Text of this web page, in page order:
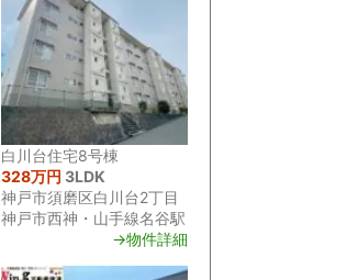
白川台住宅8号棟
328万円 3LDK
神戸市須磨区白川台2丁目
神戸市西神・山手線名谷駅
→物件詳細